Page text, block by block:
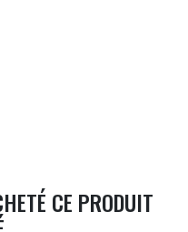
CE PRODUIT